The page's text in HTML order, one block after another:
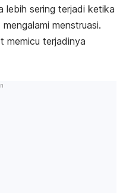
lebih sering terjadi ketika
menstruasi.
memicu terjadinya